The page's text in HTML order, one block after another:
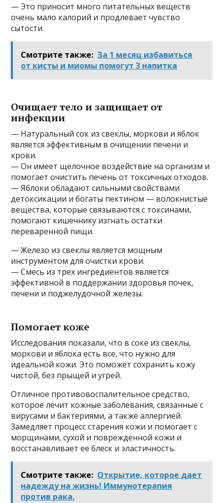
— Это приносит много питательных веществ
очень мало калорий и продлевает чувство
сытости.
Смотрите также: За 1 месяц избавиться
от кисты и миомы помогут 3 напитка
Очищает тело и защищает от
инфекции
— Натуральный сок из свеклы, моркови и яблок
является эффективным в очищении печени и
крови.
— Он имеет щелочное воздействие на организм и
помогает очистить печень от токсичных отходов.
— Яблоки обладают сильными свойствами
детоксикации и богаты пектином — волокнистые
вещества, которые связываются с токсинами,
помогают кишечнику изгнать остатки
переваренной пищи.
— Железо из свеклы является мощным
инструментом для очистки крови.
— Смесь из трех ингредиентов является
эффективной в поддержании здоровья почек,
печени и поджелудочной железы.
Помогает коже
Исследования показали, что в соке из свеклы,
моркови и яблока есть все, что нужно для
идеальной кожи. Это поможет сохранить кожу
чистой, без прыщей и угрей.
Отличное противовоспалительное средство,
которое лечит кожные заболевания, связанные с
вирусами и бактериями, а также аллергией.
Замедляет процесс старения кожи и помогает с
морщинами, сухой и поврежденной кожи и
восстанавливает ее блеск и эластичность.
Смотрите также: Открытие, которое дает
надежду на жизнь! Иммунотерапия
против рака.